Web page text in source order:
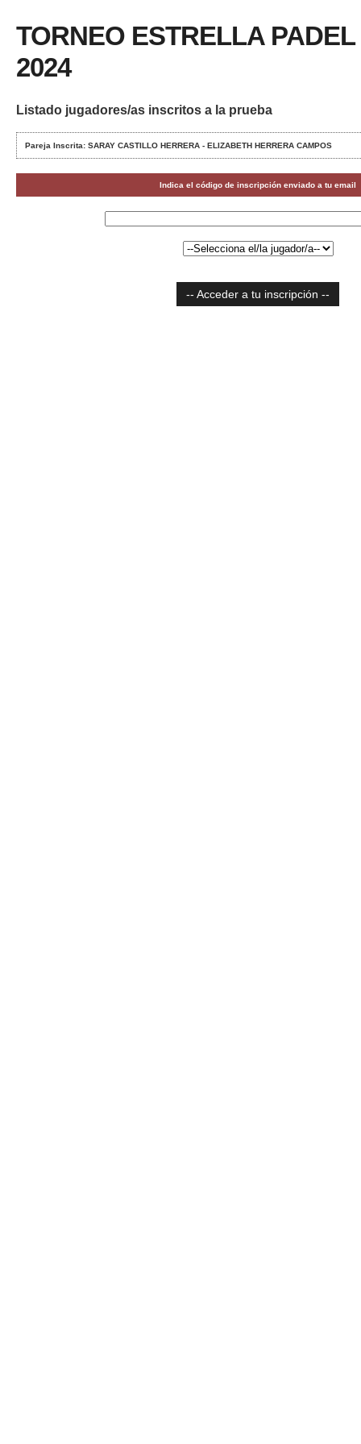
TORNEO ESTRELLA
2024
Listado jugadores/as inscritos a la prueba
Pareja Inscrita: SARAY CASTILLO HERRERA - ELIZABETH HERRERA CAMPOS
Indica el código de inscripción enviado a tu email
-- Acceder a tu inscripción --